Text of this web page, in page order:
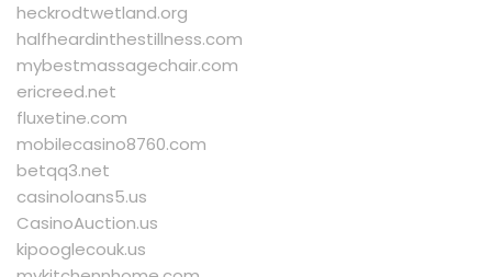
heckrodtwetland.org
halfheardinthestillness.com
mybestmassagechair.com
ericreed.net
fluxetine.com
mobilecasino8760.com
betqq3.net
casinoloans5.us
CasinoAuction.us
kipooglecouk.us